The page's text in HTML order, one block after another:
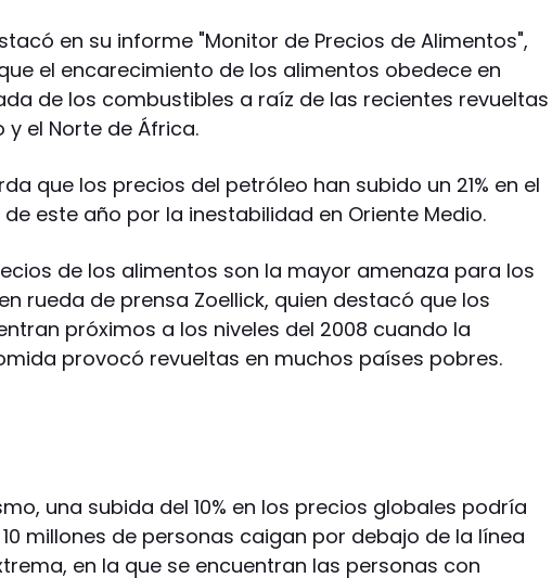
en su informe "Monitor de Precios de Alimentos",
el encarecimiento de los alimentos obedece en
de los combustibles a raíz de las recientes revueltas
y el Norte de África.
que los precios del petróleo han subido un 21% en el
este año por la inestabilidad en Oriente Medio.
de los alimentos son la mayor amenaza para los
rueda de prensa Zoellick, quien destacó que los
próximos a los niveles del 2008 cuando la
provocó revueltas en muchos países pobres.
una subida del 10% en los precios globales podría
millones de personas caigan por debajo de la línea
en la que se encuentran las personas con